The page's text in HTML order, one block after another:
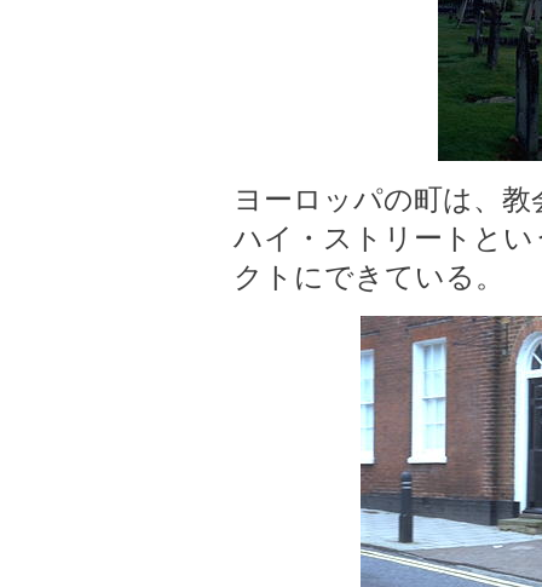
ヨーロッパの町は、
ハイ・ストリートと
クトにできている。